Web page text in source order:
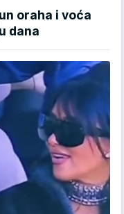
oraha i voća
dana